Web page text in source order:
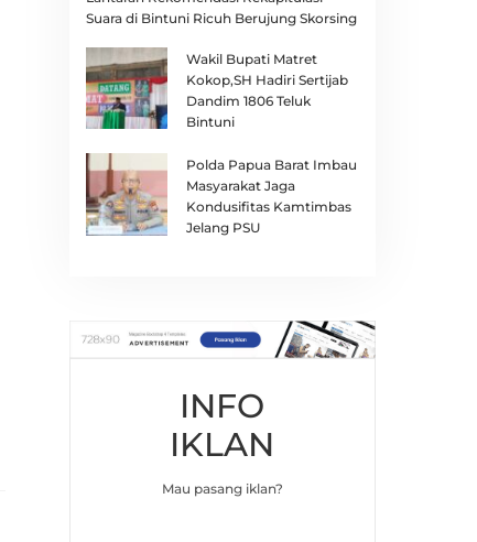
Suara di Bintuni Ricuh Berujung Skorsing
Wakil Bupati Matret
Kokop,SH Hadiri Sertijab
Dandim 1806 Teluk
Bintuni
Polda Papua Barat Imbau
Masyarakat Jaga
Kondusifitas Kamtimbas
Jelang PSU
INFO
IKLAN
Mau pasang iklan?